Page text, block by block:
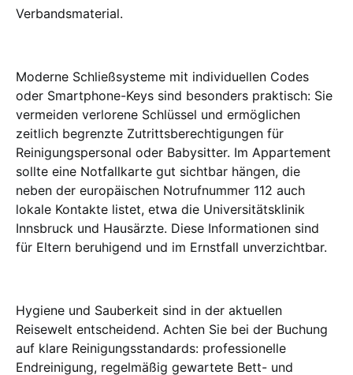
Verbandsmaterial.
Moderne Schließsysteme mit individuellen Codes
oder Smartphone-Keys sind besonders praktisch: Sie
vermeiden verlorene Schlüssel und ermöglichen
zeitlich begrenzte Zutrittsberechtigungen für
Reinigungspersonal oder Babysitter. Im Appartement
sollte eine Notfallkarte gut sichtbar hängen, die
neben der europäischen Notrufnummer 112 auch
lokale Kontakte listet, etwa die Universitätsklinik
Innsbruck und Hausärzte. Diese Informationen sind
für Eltern beruhigend und im Ernstfall unverzichtbar.
Hygiene und Sauberkeit sind in der aktuellen
Reisewelt entscheidend. Achten Sie bei der Buchung
auf klare Reinigungsstandards: professionelle
Endreinigung, regelmäßig gewartete Bett- und